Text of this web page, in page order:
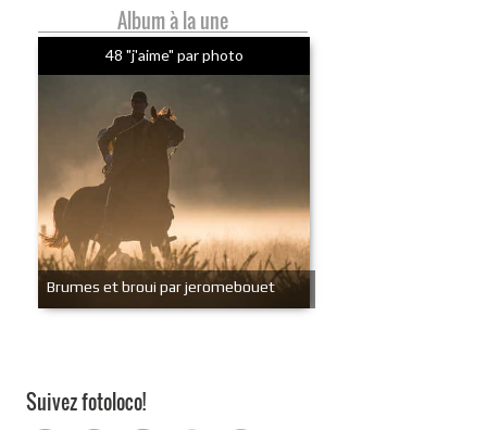
Album à la une
48 "j'aime" par photo
Brumes et broui par jeromebouet
Suivez fotoloco!